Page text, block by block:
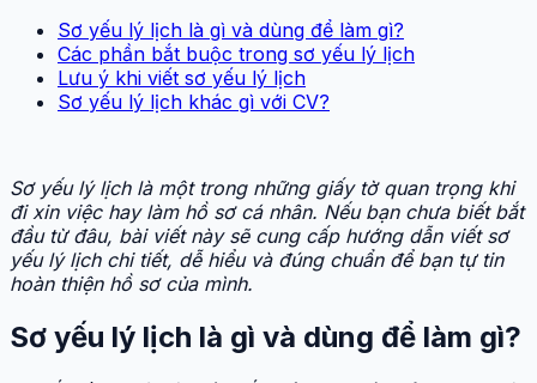
Sơ yếu lý lịch là gì và dùng để làm gì?
Các phần bắt buộc trong sơ yếu lý lịch
Lưu ý khi viết sơ yếu lý lịch
Sơ yếu lý lịch khác gì với CV?
Sơ yếu lý lịch là một trong những giấy tờ quan trọng khi
đi xin việc hay làm hồ sơ cá nhân. Nếu bạn chưa biết bắt
đầu từ đâu, bài viết này sẽ cung cấp hướng dẫn viết sơ
yếu lý lịch chi tiết, dễ hiểu và đúng chuẩn để bạn tự tin
hoàn thiện hồ sơ của mình.
Sơ yếu lý lịch là gì và dùng để làm gì?